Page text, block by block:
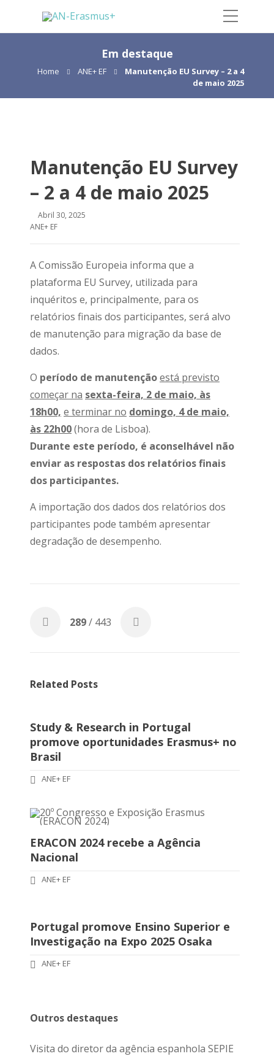
Em destaque
Home ANE+ EF
Manutenção EU Survey – 2 a 4
de maio 2025
Manutenção EU Survey
– 2 a 4 de maio 2025
Abril 30, 2025
ANE+ EF
A Comissão Europeia informa que a
plataforma EU Survey, utilizada para
inquéritos e, principalmente, para os
relatórios finais dos participantes, será alvo
de manutenção para migração da base de
dados.
O período de manutençãoestá previsto
começar na sexta-feira, 2 de maio, às
18h00, e terminar no domingo, 4 de maio,
às 22h00(hora de Lisboa).
Durante este período, é aconselhável não
enviar as respostas dos relatórios finais
dos participantes.
A importação dos dados dos relatórios dos
participantes pode também apresentar
degradação de desempenho.
289/ 443
Related Posts
Study & Research in Portugal
promove oportunidades Erasmus+ no
Brasil
ANE+ EF
ERACON 2024 recebe a Agência
Nacional
ANE+ EF
Portugal promove Ensino Superior e
Investigação na Expo 2025 Osaka
ANE+ EF
Outros destaques
Visita do diretor da agência espanhola SEPIE